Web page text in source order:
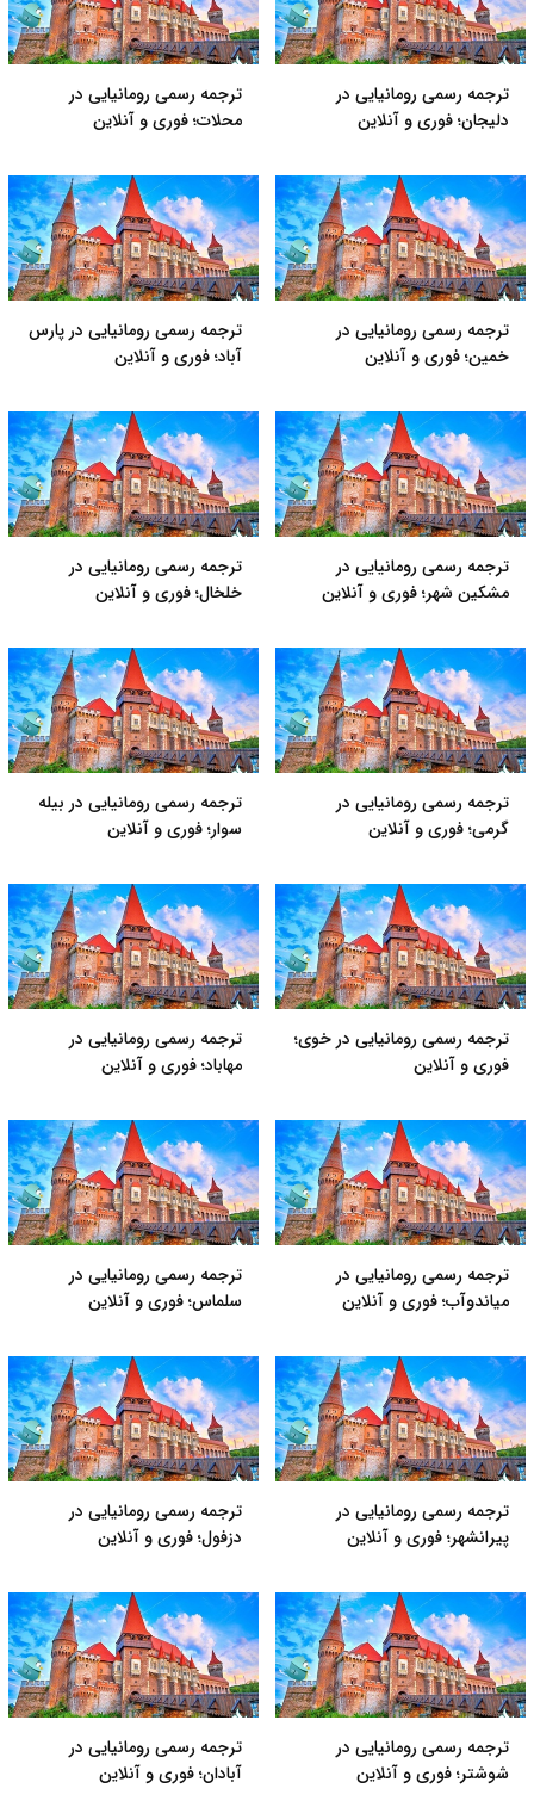
ترجمه رسمی رومانیایی در
دلیجان؛ فوری و آنلاین
ترجمه رسمی رومانیایی در
محلات؛ فوری و آنلاین
ترجمه رسمی رومانیایی در
خمین؛ فوری و آنلاین
ترجمه رسمی رومانیایی در پارس
آباد؛ فوری و آنلاین
ترجمه رسمی رومانیایی در
مشکین شهر؛ فوری و آنلاین
ترجمه رسمی رومانیایی در
خلخال؛ فوری و آنلاین
ترجمه رسمی رومانیایی در
گرمی؛ فوری و آنلاین
ترجمه رسمی رومانیایی در بیله
سوار؛ فوری و آنلاین
ترجمه رسمی رومانیایی در خوی؛
فوری و آنلاین
ترجمه رسمی رومانیایی در
مهاباد؛ فوری و آنلاین
ترجمه رسمی رومانیایی در
میاندوآب؛ فوری و آنلاین
ترجمه رسمی رومانیایی در
سلماس؛ فوری و آنلاین
ترجمه رسمی رومانیایی در
پیرانشهر؛ فوری و آنلاین
ترجمه رسمی رومانیایی در
دزفول؛ فوری و آنلاین
ترجمه رسمی رومانیایی در
شوشتر؛ فوری و آنلاین
ترجمه رسمی رومانیایی در
آبادان؛ فوری و آنلاین